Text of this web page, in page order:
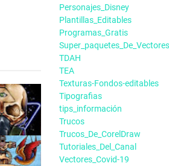
Personajes_Disney
Plantillas_Editables
Programas_Gratis
Super_paquetes_De_Vectores
TDAH
TEA
Texturas-Fondos-editables
Tipografias
tips_información
Trucos
Trucos_De_CorelDraw
Tutoriales_Del_Canal
Vectores_Covid-19